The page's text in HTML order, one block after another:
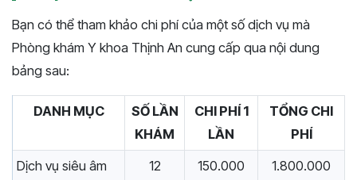
Bạn có thể tham khảo chi phí của một số dịch vụ mà
Phòng khám Y khoa Thịnh An cung cấp qua nội dung
bảng sau:
DANH MỤC
SỐ LẦN
KHÁM
CHI PHÍ 1
LẦN
TỔNG CHI
PHÍ
Dịch vụ siêu âm
12
150.000
1.800.000